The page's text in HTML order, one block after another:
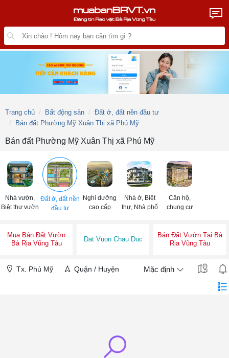
Trang chủ Bất động sản
Đất ở, đất nền đầu tư
Bán đất Phường Mỹ Xuân Thị xã Phú Mỹ
Bán đất Phường Mỹ Xuân Thị xã Phú Mỹ
Nhà vườn,
Biệt thự vườn
Đất ở, đất nền
đầu tư
Nghỉ dưỡng
cao cấp
Nhà ở, Biệt
thự, Nhà phố
Căn hộ,
chung cư
Mua Bán Đất Vườn
Bà Rịa Vũng Tàu
Dat Vuon Chau Duc
Bán Đất Vườn Tại Bà
Rịa Vũng Tàu
Tx. Phú Mỹ Quận / Huyện Mặc định